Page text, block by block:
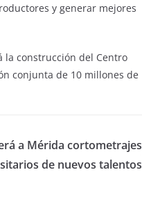
y generar mejores
la construcción del Centro
conjunta de 10 millones de
a Mérida cortometrajes
de nuevos talentos